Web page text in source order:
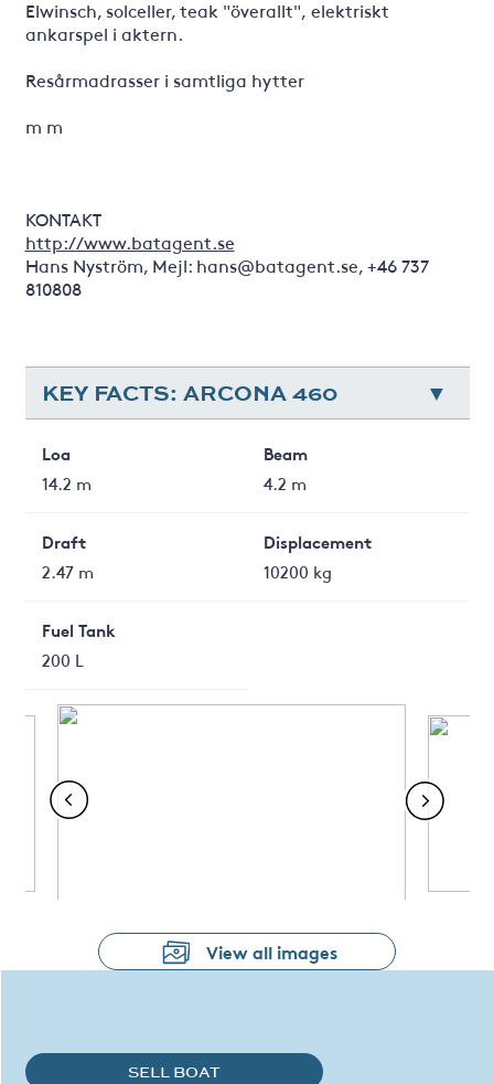
Elwinsch, solceller, teak "överallt", elektriskt
ankarspel i aktern.
Resårmadrasser i samtliga hytter
m m
KONTAKT
http://www.batagent.se
Hans Nyström, Mejl: hans@batagent.se, +46 737
810808
KEY FACTS: ARCONA 460
Loa
14.2 m
Beam
4.2 m
Draft
2.47 m
Displacement
10200 kg
Fuel Tank
200 L
View all images
SELL BOAT